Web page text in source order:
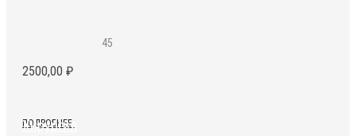
45
2500,00 ₽
ПОДРОБНЕЕ
Хирургия